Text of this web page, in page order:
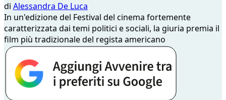
di Alessandra De Luca
In un'edizione del Festival del cinema fortemente
caratterizzata dai temi politici e sociali, la giuria premia il
film più tradizionale del regista americano